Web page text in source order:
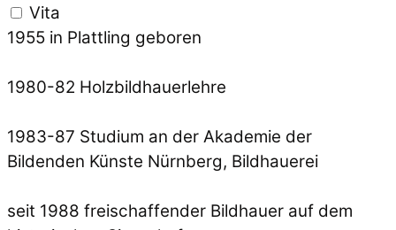
Vita
1955 in Plattling geboren
1980-82 Holzbildhauerlehre
1983-87 Studium an der Akademie der
Bildenden Künste Nürnberg, Bildhauerei
seit 1988 freischaffender Bildhauer auf dem